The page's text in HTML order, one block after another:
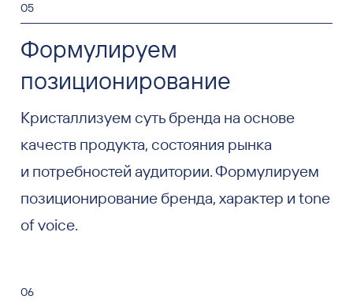
05
Формулируем
позиционирование
Кристаллизуем суть бренда на основе
качеств продукта, состояния рынка
и потребностей аудитории. Формулируем
позиционирование бренда, характер и tone
of voice.
06